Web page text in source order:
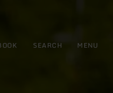
SEARCH MENU